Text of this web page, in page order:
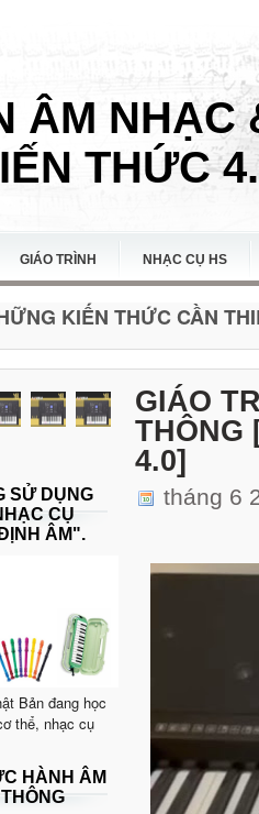
ÂM NHẠC
THỨC
GIÁO TRÌNH NHẠC CỤ HS
KIẾN THỨC CẦN
SỬ DỤNG
CỤ
ÂM".
Bản đang học
thể, nhạc cụ
HÀNH ÂM
GIÁO
THÔNG
4.0]
tháng 6